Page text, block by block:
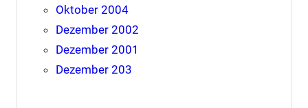
Oktober 2004
Dezember 2002
Dezember 2001
Dezember 203